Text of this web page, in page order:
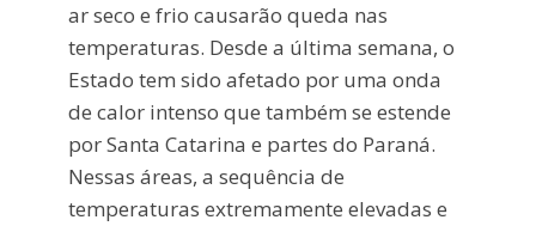
ar seco e frio causarão queda nas
temperaturas. Desde a última semana, o
Estado tem sido afetado por uma onda
de calor intenso que também se estende
por Santa Catarina e partes do Paraná.
Nessas áreas, a sequência de
temperaturas extremamente elevadas e